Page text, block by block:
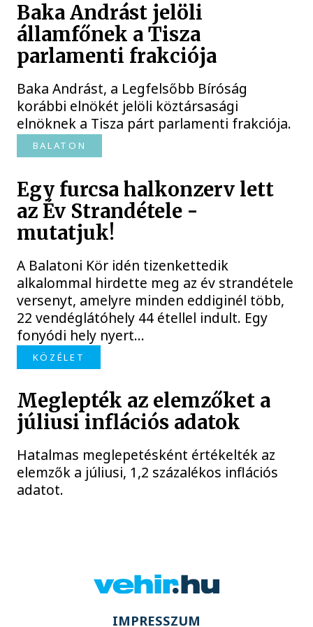
Baka Andrást jelöli
államfőnek a Tisza
parlamenti frakciója
Baka Andrást, a Legfelsőbb Bíróság
korábbi elnökét jelöli köztársasági
elnöknek a Tisza párt parlamenti frakciója.
BALATON
Egy furcsa halkonzerv lett
az Év Strandétele -
mutatjuk!
A Balatoni Kör idén tizenkettedik
alkalommal hirdette meg az év strandétele
versenyt, amelyre minden eddiginél több,
22 vendéglátóhely 44 étellel indult. Egy
fonyódi hely nyert...
KÖZÉLET
Meglepték az elemzőket a
júliusi inflációs adatok
Hatalmas meglepetésként értékelték az
elemzők a júliusi, 1,2 százalékos inflációs
adatot.
IMPRESSZUM